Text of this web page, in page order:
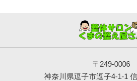
〒249-0006
神奈川県逗子市逗子4-1-1